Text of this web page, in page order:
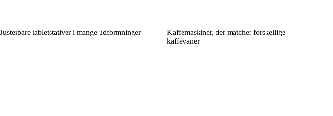
Justerbare tabletstativer i mange udformninger
Kaffemaskiner, der matcher forskellige
kaffevaner